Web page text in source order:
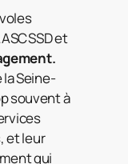
et
Seine-
souvent à
et leur
qui